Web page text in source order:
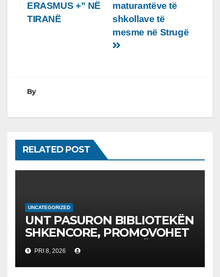
maturantëve të
shkollave të
mesme në Strugë
ERASMUS +” NË
TIRANË
By
RELATED POST
UNCATEGORIZED
UNT PASURON BIBLIOTEKËN
SHKENCORE, PROMOVOHET
LIBRI SHKENCAT E TË
DHËNAVE, NGA PROF. DR.
BEKIM FETAJI
PRI 8, 2026